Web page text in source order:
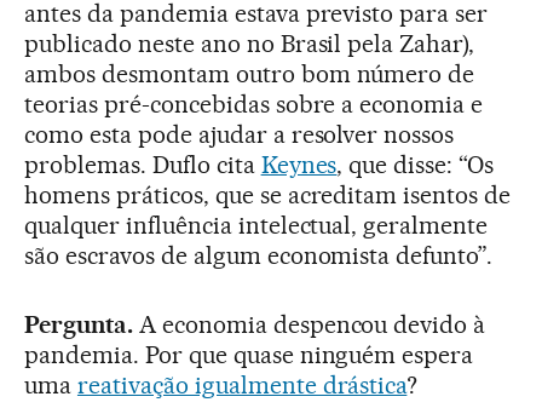
antes da pandemia estava previsto para ser
publicado neste ano no Brasil pela Zahar),
ambos desmontam outro bom número de
teorias pré-concebidas sobre a economia e
como esta pode ajudar a resolver nossos
problemas. Duflo cita Keynes, que disse: “Os
homens práticos, que se acreditam isentos de
qualquer influência intelectual, geralmente
são escravos de algum economista defunto”.
Pergunta.A economia despencou devido à
pandemia. Por que quase ninguém espera
uma reativação igualmente drástica?